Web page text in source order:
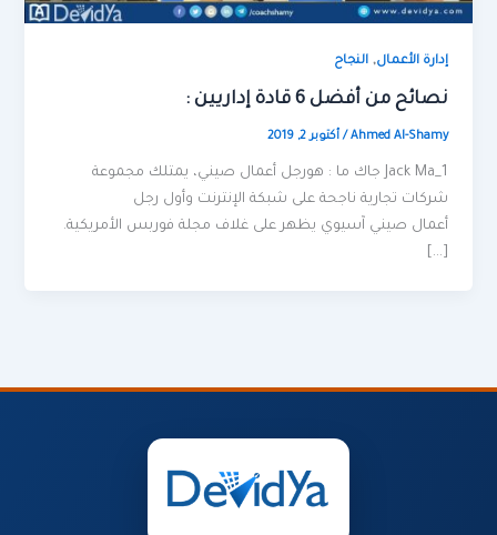
إدارة الأعمال,النجاح
نصائح من أفضل 6 قادة إداريين :
Ahmed Al-Shamy
/أكتوبر 2, 2019
Jack Ma_1 جاك ما : هورجل أعمال صيني، يمتلك مجموعة
شركات تجارية ناجحة على شبكة الإنترنت وأول رجل
أعمال صيني آسيوي يظهر على غلاف مجلة فوربس الأمريكية.
[…]